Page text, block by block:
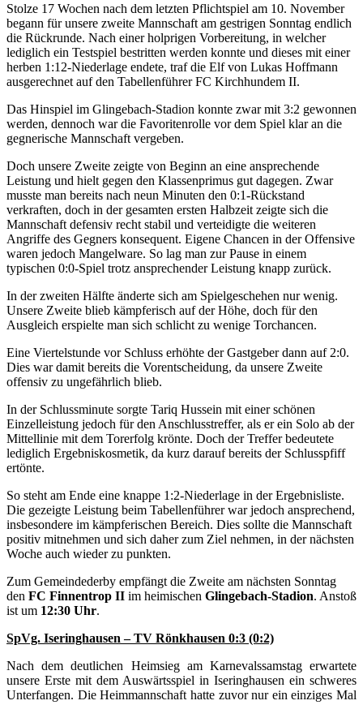
Stolze 17 Wochen nach dem letzten Pflichtspiel am 10. November
begann für unsere zweite Mannschaft am gestrigen Sonntag endlich
die Rückrunde. Nach einer holprigen Vorbereitung, in welcher
lediglich ein Testspiel bestritten werden konnte und dieses mit einer
herben 1:12-Niederlage endete, traf die Elf von Lukas Hoffmann
ausgerechnet auf den Tabellenführer FC Kirchhundem II.
Das Hinspiel im Glingebach-Stadion konnte zwar mit 3:2 gewonnen
werden, dennoch war die Favoritenrolle vor dem Spiel klar an die
gegnerische Mannschaft vergeben.
Doch unsere Zweite zeigte von Beginn an eine ansprechende
Leistung und hielt gegen den Klassenprimus gut dagegen. Zwar
musste man bereits nach neun Minuten den 0:1-Rückstand
verkraften, doch in der gesamten ersten Halbzeit zeigte sich die
Mannschaft defensiv recht stabil und verteidigte die weiteren
Angriffe des Gegners konsequent. Eigene Chancen in der Offensive
waren jedoch Mangelware. So lag man zur Pause in einem
typischen 0:0-Spiel trotz ansprechender Leistung knapp zurück.
In der zweiten Hälfte änderte sich am Spielgeschehen nur wenig.
Unsere Zweite blieb kämpferisch auf der Höhe, doch für den
Ausgleich erspielte man sich schlicht zu wenige Torchancen.
Eine Viertelstunde vor Schluss erhöhte der Gastgeber dann auf 2:0.
Dies war damit bereits die Vorentscheidung, da unsere Zweite
offensiv zu ungefährlich blieb.
In der Schlussminute sorgte Tariq Hussein mit einer schönen
Einzelleistung jedoch für den Anschlusstreffer, als er ein Solo ab der
Mittellinie mit dem Torerfolg krönte. Doch der Treffer bedeutete
lediglich Ergebniskosmetik, da kurz darauf bereits der Schlusspfiff
ertönte.
So steht am Ende eine knappe 1:2-Niederlage in der Ergebnisliste.
Die gezeigte Leistung beim Tabellenführer war jedoch ansprechend,
insbesondere im kämpferischen Bereich. Dies sollte die Mannschaft
positiv mitnehmen und sich daher zum Ziel nehmen, in der nächsten
Woche auch wieder zu punkten.
Zum Gemeindederby empfängt die Zweite am nächsten Sonntag
den FC Finnentrop II im heimischen Glingebach-Stadion. Anstoß
ist um 12:30 Uhr.
SpVg. Iseringhausen – TV Rönkhausen 0:3 (0:2)
Nach dem deutlichen Heimsieg am Karnevalssamstag erwartete
unsere Erste mit dem Auswärtsspiel in Iseringhausen ein schweres
Unterfangen. Die Heimmannschaft hatte zuvor nur ein einziges Mal